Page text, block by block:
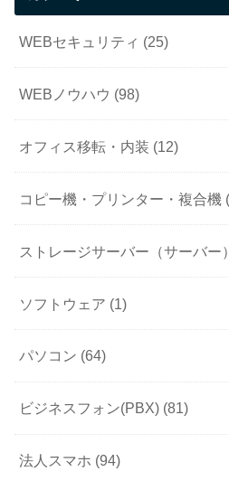
WEBセキュリティ (25)
WEBノウハウ (98)
オフィス移転・内装 (12)
コピー機・プリンター・複合機
ストレージサーバー（サーバー
ソフトウェア (1)
パソコン (64)
ビジネスフォン(PBX) (81)
法人スマホ (94)